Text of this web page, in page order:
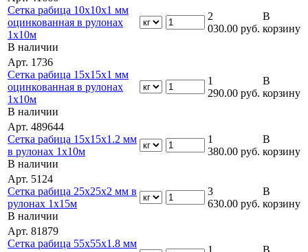
Сетка рабица 10х10х1 мм
оцинкованная в рулонах
1х10м
В наличии
2
030.00 руб.
В
корзину
Арт. 1736
Сетка рабица 15х15х1 мм
оцинкованная в рулонах
1х10м
В наличии
1
290.00 руб.
В
корзину
Арт. 489644
Сетка рабица 15х15х1.2 мм
в рулонах 1х10м
В наличии
1
380.00 руб.
В
корзину
Арт. 5124
Сетка рабица 25х25х2 мм в
рулонах 1х15м
В наличии
3
630.00 руб.
В
корзину
Арт. 81879
Сетка рабица 55х55х1.8 мм
1
В